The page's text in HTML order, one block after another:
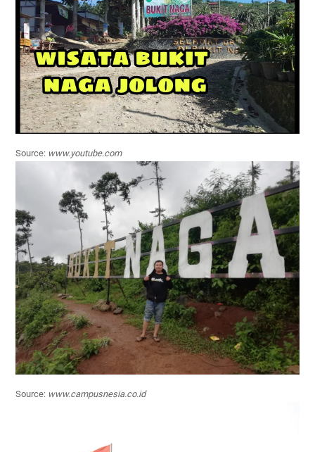
Source: www.youtube.com
Source: www.campusnesia.co.id